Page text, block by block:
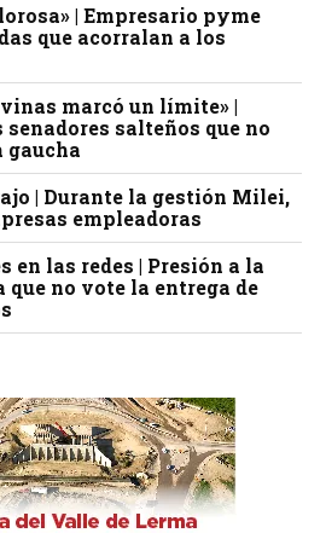
| Empresario pyme
que acorralan a los
marcó un límite» |
salteños que no
| Durante la gestión Milei,
empleadoras
en las redes | Presión a la
no vote la entrega de